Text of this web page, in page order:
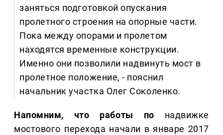
заняться подготовкой опускания
пролетного строения на опорные части.
Пока между опорами и пролетом
находятся временные конструкции.
Именно они позволили надвинуть мост в
пролетное положение, - пояснил
начальник участка Олег Соколенко.
Напомним, что работы по надвижке
мостового перехода начали в январе 2017